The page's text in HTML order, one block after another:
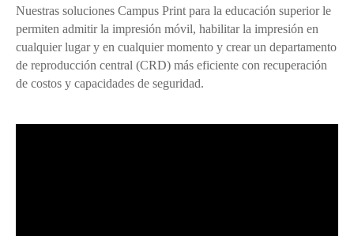
Nuestras soluciones Campus Print para la educación superior le
permiten admitir la impresión móvil, habilitar la impresión en
cualquier lugar y en cualquier momento y crear un departamento
de reproducción central (CRD) más eficiente con recuperación
de costos y capacidades de seguridad.